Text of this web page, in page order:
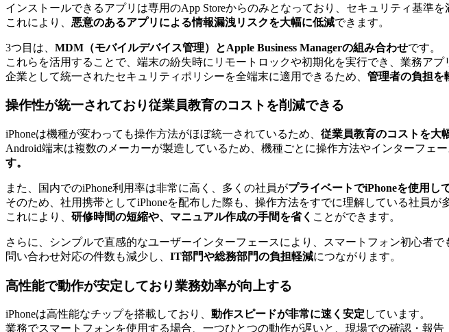
インストールできるアプリは専用のApp Storeからのみとなっており、セキュリティ基準
これにより、 悪意のあるアプリによる情報漏洩リスクを大幅に低減できます。
3つ目は、 MDM（モバイルデバイス管理）とApple Business Managerの組み合わせです。
これらを活用することで、端末の紛失時にリモートロックや初期化を実行でき、業務アプ
企業として統一されたセキュリティポリシーを全端末に適用できるため、 管理者の負担を
操作性が統一されており従業員教育のコストを削減できる
iPhoneは機種が変わっても操作方法がほぼ統一されているため、 従業員教育のコストを大
Android端末は複数のメーカーが製造しているため、機種ごとに操作方法やインターフェ
す。
また、国内でのiPhone利用率は非常に高く、多くの社員がプライベートでiPhoneを使用し
そのため、社用携帯としてiPhoneを配布した際も、操作方法をすでに理解している社員が
これにより、 研修時間の短縮や、マニュアル作成の手間を省く ことができます。
さらに、シンプルで直感的なユーザーインターフェースにより、スマートフォン初心者で
問い合わせ対応の件数も減少し、 IT部門や総務部門の負担軽減につながります。
高性能で動作が安定しており業務効率が向上する
iPhoneは高性能なチップを搭載しており、 動作スピードが非常に速く安定 しています。
業務でスマートフォンを使用する場合、一つひとつの動作が遅いと、現場での確認・報告